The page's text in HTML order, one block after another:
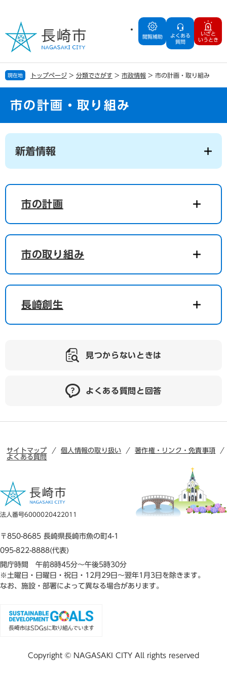
の
で
す
ー
ば
し
へ
閲覧補助
よくある
質問
いざと
いうとき
現在地 トップページ > 分類でさがす > 市政情報 > 市の計画・取り組み
市の計画・取り組み
本
新着情報
市の計画
市の取り組み
長崎創生
見つからないときは
よくある質問と回答
サイトマップ 個人情報の取り扱い
著作権・リンク・免責事項
よくある質問
法人番号6000020422011
〒850-8685 長崎県長崎市魚の町4-1
095-822-8888(代表)
開庁時間 午前8時45分～午後5時30分
※土曜日・日曜日・祝日・12月29日～翌年1月3日を除きます。
なお、施設・部署によって異なる場合があります。
Copyright © NAGASAKI CITY All rights reserved